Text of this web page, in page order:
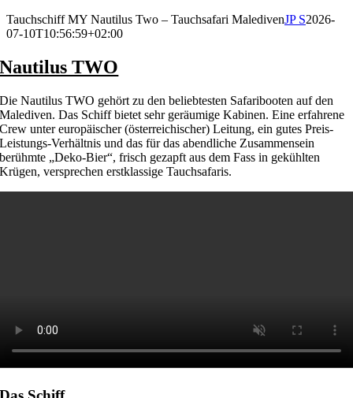
Tauchschiff MY Nautilus Two – Tauchsafari MaledivenJP S2026-
07-10T10:56:59+02:00
Nautilus TWO
Die Nautilus TWO gehört zu den beliebtesten Safaribooten auf den
Malediven. Das Schiff bietet sehr geräumige Kabinen. Eine erfahrene
Crew unter europäischer (österreichischer) Leitung, ein gutes Preis-
Leistungs-Verhältnis und das für das abendliche Zusammensein
berühmte „Deko-Bier“, frisch gezapft aus dem Fass in gekühlten
Krügen, versprechen erstklassige Tauchsafaris.